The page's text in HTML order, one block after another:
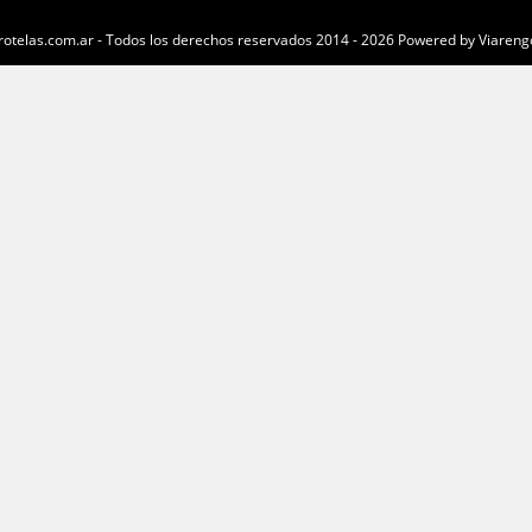
- Todos los derechos reservados 2014 - 2026 Powered by